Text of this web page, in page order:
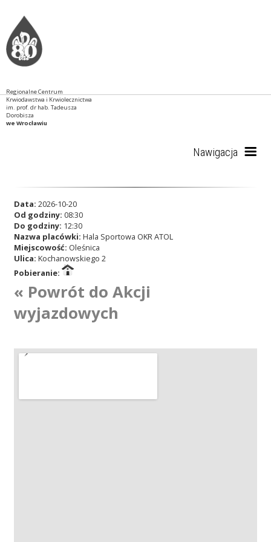
Regionalne Centrum
Krwiodawstwa i Krwiolecznictwa
im. prof. dr hab. Tadeusza
Dorobisza
we Wrocławiu
Nawigacja
RCKiK
Akcje wyjazdowe
Krwiodawcy
Szpitale
Data: 2026-10-20
Od godziny: 08:30
Do godziny: 12:30
Nazwa placówki: Hala Sportowa OKR ATOL
Miejscowość: Oleśnica
Ulica: Kochanowskiego 2
Pobieranie:
« Powrót do Akcji
wyjazdowych